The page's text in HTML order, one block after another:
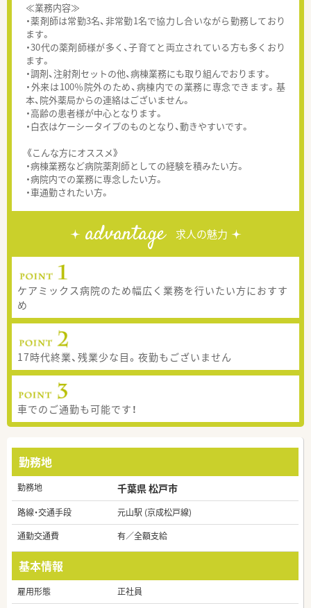
≪業務内容≫
・薬剤師は常勤3名、非常勤1名で協力し合いながら勤務しており
ます。
・30代の薬剤師様が多く、子育てと両立されている方も多くおり
ます。
・調剤、注射剤セットの他、病棟業務にも取り組んでおります。
・外来は100％院外のため、病棟内での業務に専念できます。基
本、院外薬局からの連絡はございません。
・高齢の患者様が中心となります。
・白衣はケーシータイプのものとなり、動きやすいです。
《こんな方にオススメ》
・病棟業務など病院薬剤師としての経験を積みたい方。
・病院内での業務に専念したい方。
・車通勤されたい方。
advantage 求人の魅力
ケアミックス病院のため幅広く業務を行いたい方におすす
め
17時代終業、残業少な目。夜勤もございません
車でのご通勤も可能です！
勤務地
勤務地 千葉県 松戸市
路線・交通手段
元山駅 (京成松戸線)
通勤交通費
有／全額支給
基本情報
雇用形態
正社員